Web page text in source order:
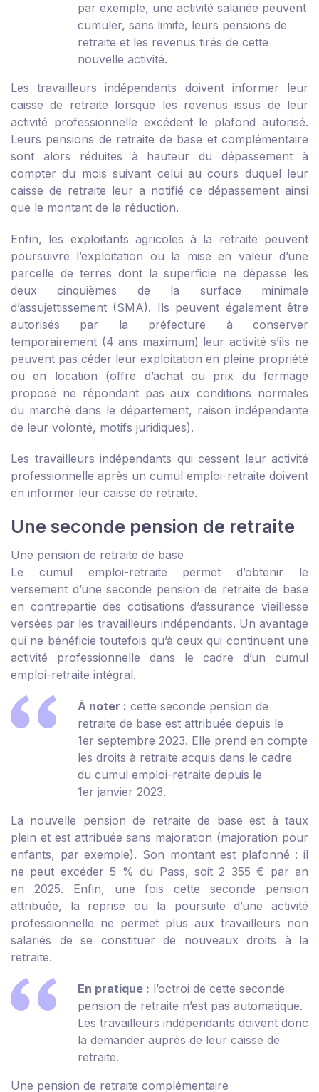
par exemple, une activité salariée peuvent
cumuler, sans limite, leurs pensions de
retraite et les revenus tirés de cette
nouvelle activité.
Les travailleurs indépendants doivent informer leur
caisse de retraite lorsque les revenus issus de leur
activité professionnelle excédent le plafond autorisé.
Leurs pensions de retraite de base et complémentaire
sont alors réduites à hauteur du dépassement à
compter du mois suivant celui au cours duquel leur
caisse de retraite leur a notifié ce dépassement ainsi
que le montant de la réduction.
Enfin, les exploitants agricoles à la retraite peuvent
poursuivre l’exploitation ou la mise en valeur d’une
parcelle de terres dont la superficie ne dépasse les
deux cinquièmes de la surface minimale
d’assujettissement (SMA). Ils peuvent également être
autorisés par la préfecture à conserver
temporairement (4 ans maximum) leur activité s’ils ne
peuvent pas céder leur exploitation en pleine propriété
ou en location (offre d’achat ou prix du fermage
proposé ne répondant pas aux conditions normales
du marché dans le département, raison indépendante
de leur volonté, motifs juridiques).
Les travailleurs indépendants qui cessent leur activité
professionnelle après un cumul emploi-retraite doivent
en informer leur caisse de retraite.
Une seconde pension de retraite
Une pension de retraite de base
Le cumul emploi-retraite permet d’obtenir le
versement d’une seconde pension de retraite de base
en contrepartie des cotisations d’assurance vieillesse
versées par les travailleurs indépendants. Un avantage
qui ne bénéficie toutefois qu’à ceux qui continuent une
activité professionnelle dans le cadre d’un cumul
emploi-retraite intégral.
À noter : cette seconde pension de
retraite de base est attribuée depuis le
1er septembre 2023. Elle prend en compte
les droits à retraite acquis dans le cadre
du cumul emploi-retraite depuis le
1er janvier 2023.
La nouvelle pension de retraite de base est à taux
plein et est attribuée sans majoration (majoration pour
enfants, par exemple). Son montant est plafonné : il
ne peut excéder 5 % du Pass, soit 2 355 € par an
en 2025. Enfin, une fois cette seconde pension
attribuée, la reprise ou la poursuite d’une activité
professionnelle ne permet plus aux travailleurs non
salariés de se constituer de nouveaux droits à la
retraite.
En pratique : l’octroi de cette seconde
pension de retraite n’est pas automatique.
Les travailleurs indépendants doivent donc
la demander auprès de leur caisse de
retraite.
Une pension de retraite complémentaire